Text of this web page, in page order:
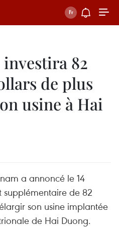
82
de plus
usine à Hai
a annoncé le 14
supplémentaire de 82
son usine implantée
de Hai Duong.